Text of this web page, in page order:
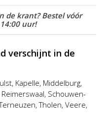
aantrekkelijke kortingen
plaatsen van een
Courant was nog
de krant? Bestel vóór
uur!
verschijnt in de
Kapelle, Middelburg,
Schouwen-
Tholen, Veere,